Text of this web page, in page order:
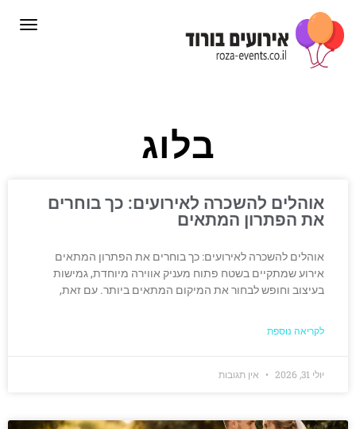
בלוג
אוהלים להשכרה לאירועים: כך בוחרים
את הפתרון המתאים
אוהלים להשכרה לאירועים: כך בוחרים את הפתרון המתאים
אירוע שמתקיים בשטח פתוח מעניק אווירה מיוחדת, גמישות
בעיצוב וחופש לבחור את המיקום המתאים ביותר. עם זאת,
לקריאה נוספת
יולי 31, 2026 אין תגובות